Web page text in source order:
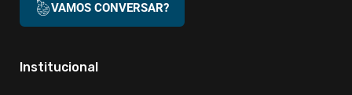
VAMOS CONVERSAR?
Institucional